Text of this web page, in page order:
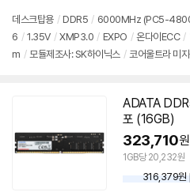
견
리
뷰
데스크탑용 / DDR5 / 6000MHz (PC5-
6 / 1.35V / XMP3.0 / EXPO / 온다이ECC /
m / 모듈제조사: SK하이닉스 / 코어울트라 미
ADATA
포 (16GB)
323,710원
1GB당 20,232원
316,379원